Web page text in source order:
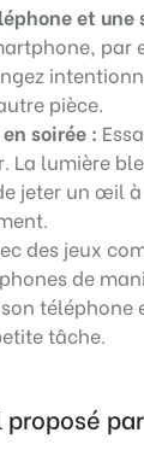
et
par
pièce.
soirée :
La lumière
jeter un œil
des jeux
de
tâche.
par